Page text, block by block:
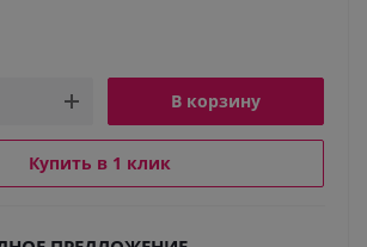
В корзину
Купить в 1 клик